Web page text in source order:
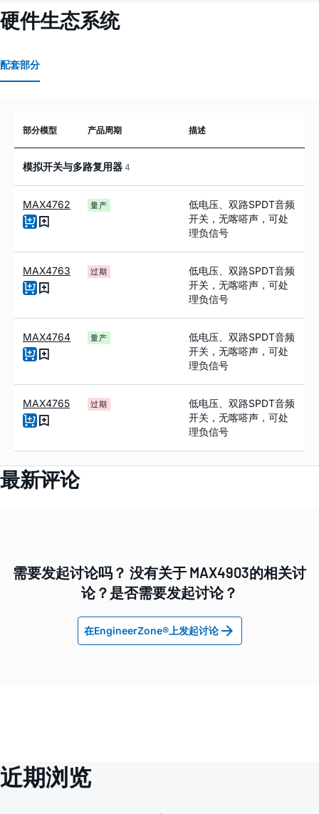
硬件生态系统
配套部分
部分模型 产品周期 描述
模拟开关与多路复用器 4
MAX4762 量产
低电压、双路SPDT音频
开关，无喀嗒声，可处
理负信号
MAX4763 过期
低电压、双路SPDT音频
开关，无喀嗒声，可处
理负信号
MAX4764 量产
低电压、双路SPDT音频
开关，无喀嗒声，可处
理负信号
MAX4765 过期
低电压、双路SPDT音频
开关，无喀嗒声，可处
理负信号
最新评论
需要发起讨论吗？ 没有关于 MAX4903的相关讨
论？是否需要发起讨论？
在EngineerZone®上发起讨论
近期浏览